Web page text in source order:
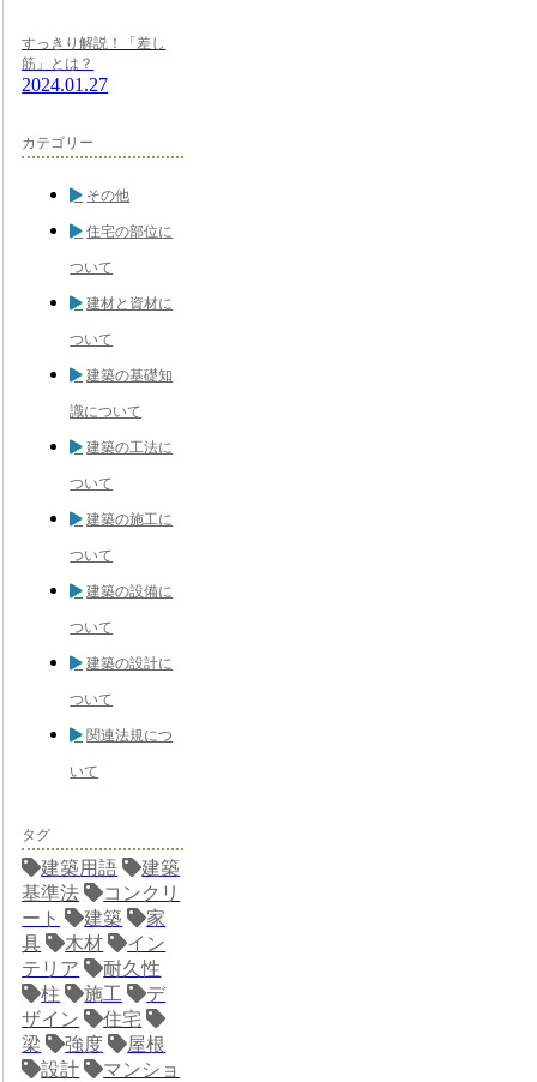
すっきり解説！「差し
筋」とは？
2024.01.27
カテゴリー
その他
住宅の部位に
ついて
建材と資材に
ついて
建築の基礎知
識について
建築の工法に
ついて
建築の施工に
ついて
建築の設備に
ついて
建築の設計に
ついて
関連法規につ
いて
タグ
建築用語
建築
基準法
コンクリ
ート
建築
家
具
木材
イン
テリア
耐久性
柱
施工
デ
ザイン
住宅
梁
強度
屋根
設計
マンショ